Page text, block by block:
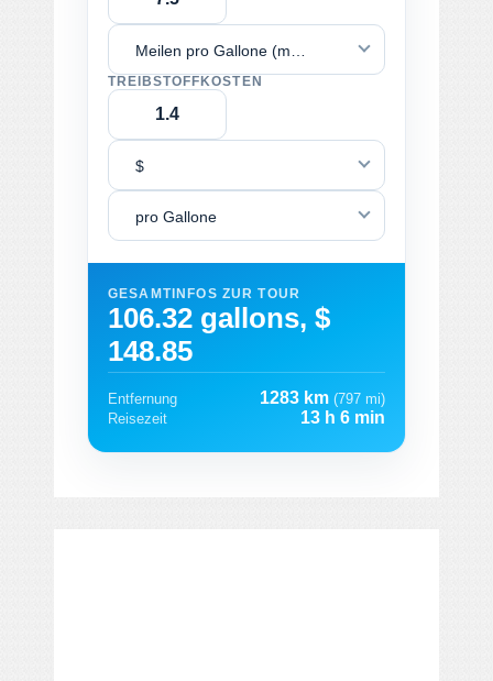
TREIBSTOFFKOSTEN
$
pro Gallone
GESAMTINFOS ZUR TOUR
106.32 gallons, $
148.85
Entfernung 1283 km (797 mi)
Reisezeit
13 h 6 min